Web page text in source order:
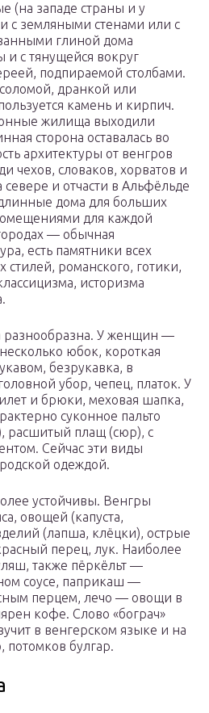
западе страны и у
с земляными стенами или с
глиной дома
с тянущейся вокруг
подпираемой столбами.
дранкой или
камень и кирпич.
жилища выходили
сторона оставалась во
архитектуры от венгров
чехов, словаков, хорватов и
и отчасти в Альфёльде
дома для больших
для каждой
— обычная
есть памятники всех
стилей, романского, готики,
историзма
разнообразна. У женщин —
юбок, короткая
безрукавка, в
убор, чепец, платок. У
и брюки, меховая шапка,
суконное пальто
расшитый плащ (сюр), с
Сейчас эти виды
одеждой.
устойчивы. Венгры
овощей (капуста,
(лапша, клёцки), острые
перец, лук. Наиболее
также пёркёльт —
соусе, паприкаш —
перцем, лечо — овощи в
кофе. Слово «бограч»
в венгерском языке и на
потомков булгар.